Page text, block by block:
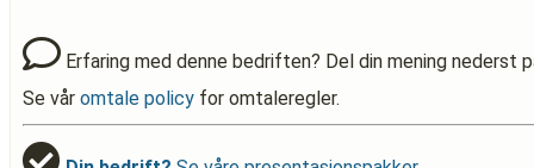
Erfaring med denne bedriften? Del din mening nederst
Se vår omtale policy for omtaleregler.